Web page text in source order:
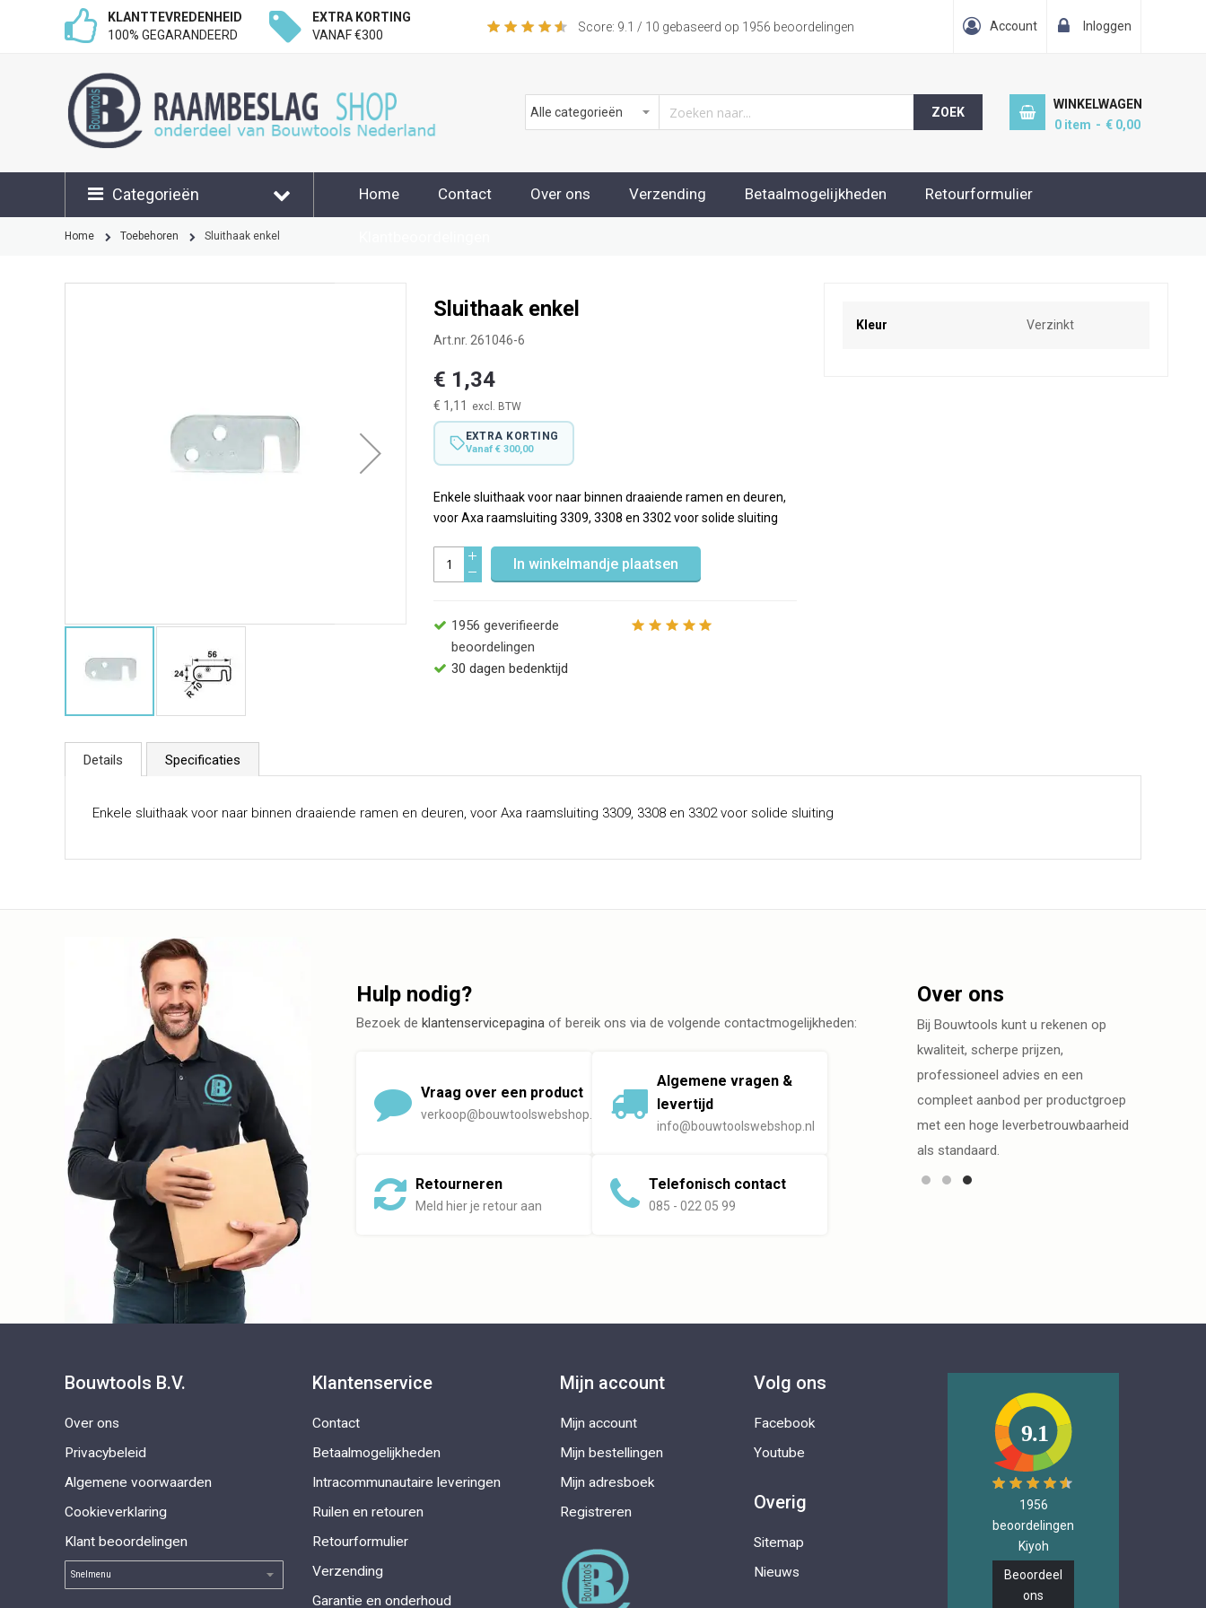
KLANTTEVREDENHEID
100% GEGARANDEERD
EXTRA KORTING
VANAF €300
Score: 9.1 / 10 gebaseerd op 1956 beoordelingen Account Inloggen
ZOEK
WINKELWAGEN
0 item € 0,00
Categorieën Home Contact Over ons Verzending Betaalmogelijkheden Retourformulier
Home Toebehoren Sluithaak enkel
Sluithaak enkel
Art.nr. 261046-6
€ 1,34
€ 1,11
EXTRA KORTING
Vanaf € 300,00
Enkele sluithaak voor naar binnen draaiende ramen en deuren,
voor Axa raamsluiting 3309, 3308 en 3302 voor solide sluiting
In winkelmandje plaatsen
1956 geverifieerde
beoordelingen
30 dagen bedenktijd
informatie
Kleur Verzinkt
Details Specificaties
Enkele sluithaak voor naar binnen draaiende ramen en deuren, voor Axa raamsluiting 3309, 3308 en 3302 voor solide sluiting
Hulp nodig?
Bezoek de klantenservicepagina of bereik ons via de volgende contactmogelijkheden:
Vraag over een product
verkoop@bouwtoolswebshop.nl
Algemene vragen &
levertijd
info@bouwtoolswebshop.nl
Retourneren
Meld hier je retour aan
Telefonisch contact
085 - 022 05 99
Over ons
Bij Bouwtools kunt u rekenen op
kwaliteit, scherpe prijzen,
professioneel advies en een
compleet aanbod per productgroep
met een hoge leverbetrouwbaarheid
als standaard.
Bouwtools B.V.
Over ons
Privacybeleid
Algemene voorwaarden
Cookieverklaring
Klant beoordelingen
Klantenservice
Contact
Betaalmogelijkheden
Intracommunautaire leveringen
Ruilen en retouren
Retourformulier
Verzending
Garantie en onderhoud
Mijn account
Mijn account
Mijn bestellingen
Mijn adresboek
Registreren
Volg ons
Facebook
Youtube
Overig
Sitemap
Nieuws
9.1
1956
beoordelingen
Kiyoh
Beoordeel
ons